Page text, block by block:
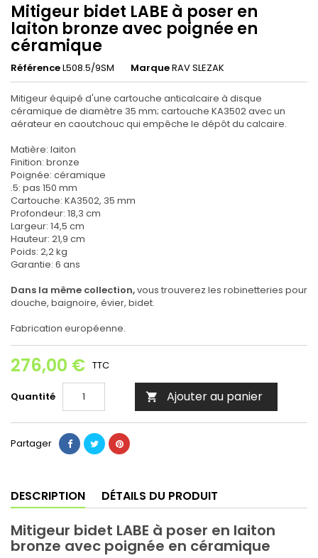
Mitigeur bidet LABE à poser en
laiton bronze avec poignée en
céramique
RéférenceL508.5/9SM MarqueRAV SLEZAK
Mitigeur équipé d'une cartouche anticalcaire à disque
céramique de diamètre 35 mm; cartouche KA3502 avec un
aérateur en caoutchouc qui empêche le dépôt du calcaire.
Matière: laiton
Finition: bronze
Poignée: céramique
.5: pas 150 mm
Cartouche: KA3502, 35 mm
Profondeur: 18,3 cm
Largeur: 14,5 cm
Hauteur: 21,9 cm
Poids: 2,2 kg
Garantie: 6 ans
Dans la même collection,vous trouverez les robinetteries pour
douche, baignoire, évier, bidet.
Fabrication européenne.
276,00 € TTC
Quantité  Ajouter au panier
Partager
DESCRIPTION DÉTAILS DU PRODUIT
Mitigeur bidet LABE à poser en laiton
bronze avec poignée en céramique